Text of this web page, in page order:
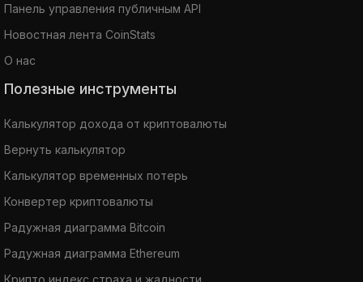
Панель управления публичным API
Новостная лента CoinStats
О нас
Полезные инструменты
Калькулятор дохода от криптовалюты
Вернуть калькулятор
Калькулятор временных потерь
Конвертер криптовалюты
Радужная диаграмма Bitcoin
Радужная диаграмма Ethereum
Крипто индекс страха и жадности